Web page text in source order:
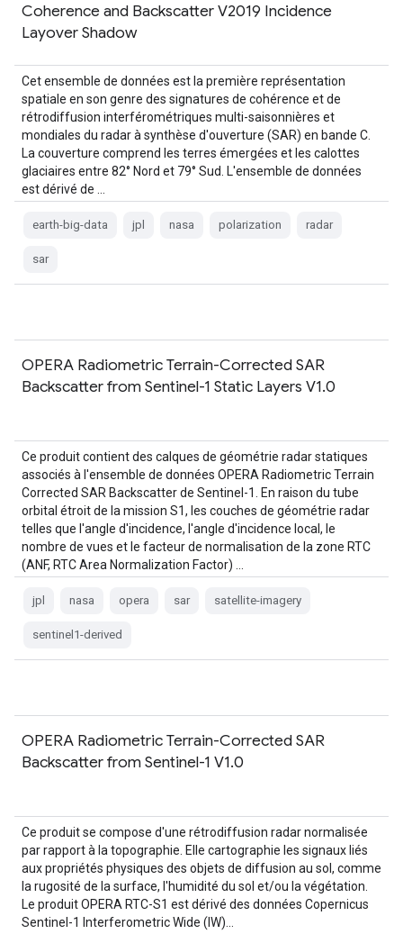
Coherence and Backscatter V2019 Incidence
Layover Shadow
Cet ensemble de données est la première représentation
spatiale en son genre des signatures de cohérence et de
rétrodiffusion interférométriques multi-saisonnières et
mondiales du radar à synthèse d'ouverture (SAR) en bande C.
La couverture comprend les terres émergées et les calottes
glaciaires entre 82° Nord et 79° Sud. L'ensemble de données
est dérivé de …
earth-big-data jpl nasa polarization radar
sar
OPERA Radiometric Terrain-Corrected SAR
Backscatter from Sentinel-1 Static Layers V1.0
Ce produit contient des calques de géométrie radar statiques
associés à l'ensemble de données OPERA Radiometric Terrain
Corrected SAR Backscatter de Sentinel-1. En raison du tube
orbital étroit de la mission S1, les couches de géométrie radar
telles que l'angle d'incidence, l'angle d'incidence local, le
nombre de vues et le facteur de normalisation de la zone RTC
(ANF, RTC Area Normalization Factor) …
jpl nasa opera sar satellite-imagery
sentinel1-derived
OPERA Radiometric Terrain-Corrected SAR
Backscatter from Sentinel-1 V1.0
Ce produit se compose d'une rétrodiffusion radar normalisée
par rapport à la topographie. Elle cartographie les signaux liés
aux propriétés physiques des objets de diffusion au sol, comme
la rugosité de la surface, l'humidité du sol et/ou la végétation.
Le produit OPERA RTC-S1 est dérivé des données Copernicus
Sentinel-1 Interferometric Wide (IW)…